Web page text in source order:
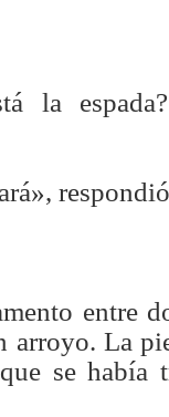
la
entre
arroyo. La
se había